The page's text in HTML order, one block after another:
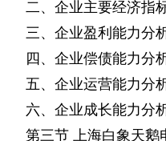
二、企业主要经济指
三、企业盈利能力分
四、企业偿债能力分
五、企业运营能力分
六、企业成长能力分
第三节
上海白象天